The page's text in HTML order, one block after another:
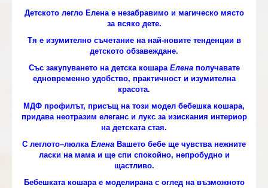
Детското легло Елена е незабравимо и магическо място
за всяко дете.
Тя е изумително съчетание на най-новите тенденции в
детското обзавеждане.
Със закупуването на детска кошара Еленаполучавате
едновременно удобство, практичност и изумителна
красота.
МДФ профилът, присъщ на този модел бебешка кошара,
придава неотразим елеганс и лукс за изискания интериор
на детската стая.
С леглото–люлка Елена Вашето бебе ще чувства нежните
ласки на мама и ще спи спокойно, непробудно и
щастливо.
Бебешката кошара е моделирана с оглед на възможното